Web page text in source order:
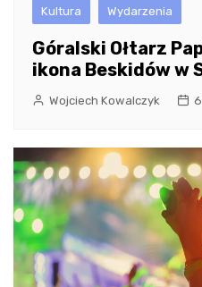
Kultura Wydarzenia
Góralski Ołtarz
ikona Beskidów w
Wojciech Kowalczyk